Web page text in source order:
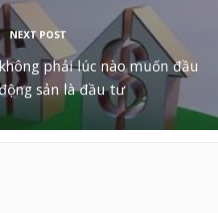
NEXT POST
phải lúc nào muốn đầu
sản là đầu tư